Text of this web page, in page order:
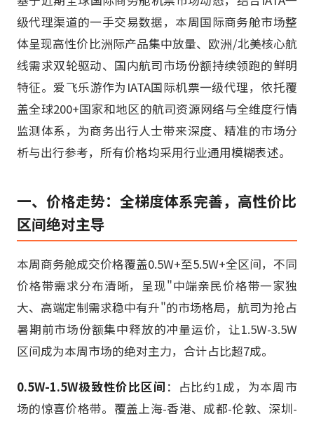
级代理渠道的一手交易数据，本周国际商务舱市场整
体呈现高性价比洲际产品集中放量、欧洲/北美核心航
线需求双轮驱动、国内航司市场份额持续领跑的鲜明
特征。爱飞乐游作为IATA国际机票一级代理，依托覆
盖全球200+国家和地区的航司资源网络与全维度行情
监测体系，为商务出行人士带来深度、精准的市场分
析与出行参考，所有价格均采用行业通用模糊表述。
一、价格走势：全梯度体系完善，高性价比
区间绝对主导
本周商务舱成交价格覆盖0.5W+至5.5W+全区间，不同
价格带需求分布清晰，呈现"中端亲民价格带一家独
大、高端定制需求稳中有升"的市场格局，航司为抢占
暑期前市场份额集中释放的冲量运价，让1.5W-3.5W
区间成为本周市场的绝对主力，合计占比超7成。
0.5W-1.5W极致性价比区间 ：占比约1成，为本周市
场的惊喜价格带。覆盖上海-香港、成都-伦敦、深圳-